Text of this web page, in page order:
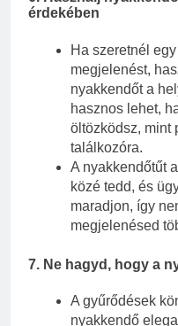
érdekében
Ha szeretnél
megjelenést,
nyakkendőt a
hasznos lehet,
öltözködsz, mint
találkozóra.
A nyakkendőtűt
közé tedd, és
maradjon, így
megjelenésed
7. Ne hagyd, hogy a
A gyűrődések
nyakkendő